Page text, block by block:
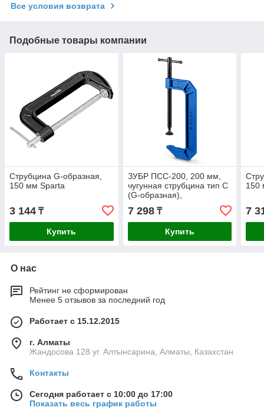
Все условия возврата
Подобные товары компании
Струбцина G-образная,
150 мм Sparta
3 144 ₸
Купить
ЗУБР ПСС-200, 200 мм,
чугунная струбцина тип С
(G-образная),
Профессионал
7 298₸
Купить
150
7
О нас
Рейтинг не сформирован
Менее 5 отзывов за последний год
Работает с 15.12.2015
г. Алматы
Жандосова 128 уг. Алтынсарина, Алматы, Казахстан
Контакты
Сегодня работает с 10:00 до 17:00
Показать весь график работы